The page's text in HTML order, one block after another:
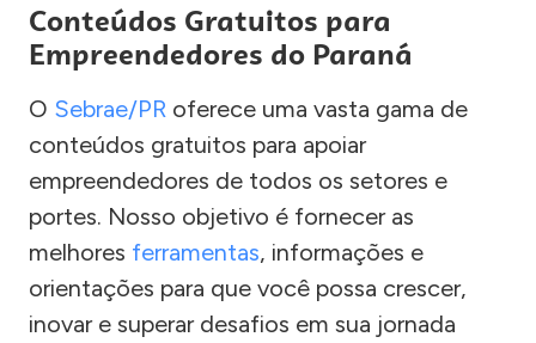
Conteúdos Gratuitos para
Empreendedores do Paraná
O Sebrae/PR oferece uma vasta gama de
conteúdos gratuitos para apoiar
empreendedores de todos os setores e
portes. Nosso objetivo é fornecer as
melhores ferramentas, informações e
orientações para que você possa crescer,
inovar e superar desafios em sua jornada